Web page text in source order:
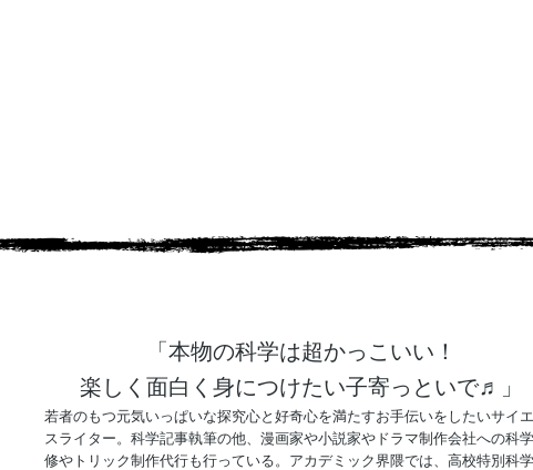
「本物の科学は超かっこいい！
楽しく面白く身につけたい子寄っといで♬」
若者のもつ元気いっぱいな探究心と好奇心を満たすお手伝いをしたいサイ
スライター。科学記事執筆の他、漫画家や小説家やドラマ制作会社への科
修やトリック制作代行も行っている。アカデミック界隈では、高校特別科